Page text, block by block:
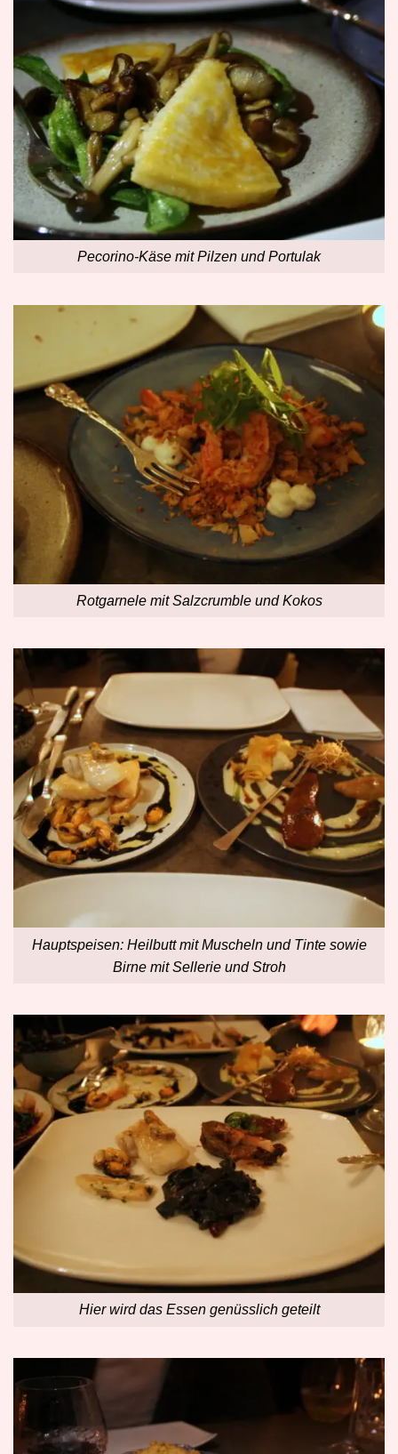
Pecorino-Käse mit Pilzen und Portulak
Rotgarnele mit Salzcrumble und Kokos
Hauptspeisen: Heilbutt mit Muscheln und Tinte sowie
Birne mit Sellerie und Stroh
Hier wird das Essen genüsslich geteilt